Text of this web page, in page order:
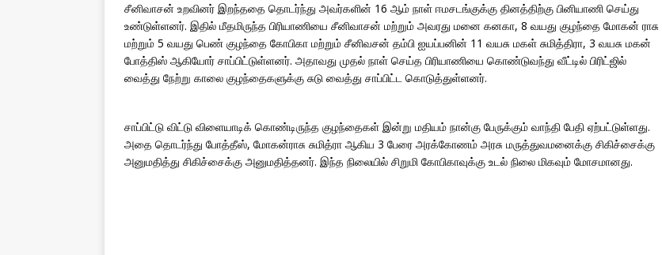
சீனிவாசன் உறவினர் இறந்ததை தொடர்ந்து அவர்களின் 16 ஆம் நாள் ஈமசடங்குக்கு தினத்திற்கு பினியாணி செய்து
உண்டுள்ளனர். இதில் மீதமிருந்த பிரியாணியை சீனிவாசன் மற்றும் அவரது மனை கனகா, 8 வயது குழந்தை மோகன் ராசு
மற்றும் 5 வயது பெண் குழந்தை கோபிகா மற்றும் சீனிவசன் தம்பி ஐயப்பனின் 11 வயசு மகள் சுமித்திரா, 3 வயசு மகன்
போத்திஸ் ஆகியோர் சாப்பிட்டுள்ளனர். அதாவது முதல் நாள் செய்த பிரியாணியை கொண்டுவந்து வீட்டில் பிரிட்ஜில்
வைத்து நேற்று காலை குழந்தைகளுக்கு சுடு வைத்து சாப்பிட்ட கொடுத்துள்ளனர்.
சாப்பிட்டு விட்டு விளையாடிக் கொண்டிருந்த குழந்தைகள் இன்று மதியம் நான்கு பேருக்கும் வாந்தி பேதி ஏற்பட்டுள்ளது.
அதை தொடர்ந்து போத்தீஸ், மோகன்ராசு சுமித்ரா ஆகிய 3 பேரை அரக்கோணம் அரசு மருத்துவமனைக்கு சிகிச்சைக்கு
அனுமதித்து சிகிச்சைக்கு அனுமதித்தனர். இந்த நிலையில் சிறுமி கோபிகாவுக்கு உடல் நிலை மிகவும் மோசமானது.